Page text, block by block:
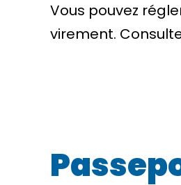
Vous pouvez
virement.